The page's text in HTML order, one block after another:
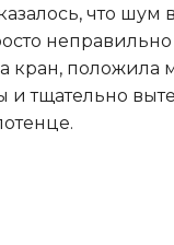
что шум
кран, положила
и тщательно